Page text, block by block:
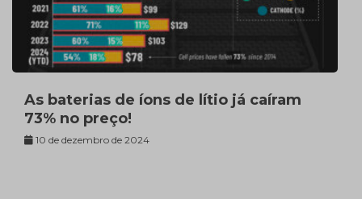
As baterias de íons de lítio já caíram
73% no preço!
10 de dezembro de 2024